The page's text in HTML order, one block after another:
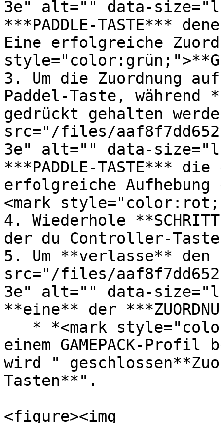
3e" alt="" data-
***PADDLE-TASTE***
Eine erfolgreiche
3. Um die Zuordnung
Paddel-Taste, während
gedrückt gehalten
src="/files/
3e" alt="" data-
***PADDLE-TASTE***
erfolgreiche Aufhebung
<mark
4. Wiederhole
der du Controller-
5. Um **verlasse** den
src="/files/
3e" alt="" data-
**eine** der
einem GAMEPACK-
wird "
Tasten**".
<figure><img